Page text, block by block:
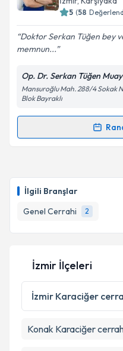
İlgili Branşlar
Genel Cerrahi
2
bilgilendireceğiz.
E-posta Adresiniz
Kişisel
Metni
kapsamda
5 (58
Doktor Serkan Tüğen bey
memnun...
Op. Dr. Serkan Tüğen
Mansuroğlu Mah. 288/4 Sokak
Blok Bayraklı
Randevu
takvim
E-posta Adresiniz
Kişisel
Metni
'ni okudum
kapsamda
İzmir İlçeleri
İzmir Karaciğer
Konak Karaciğer